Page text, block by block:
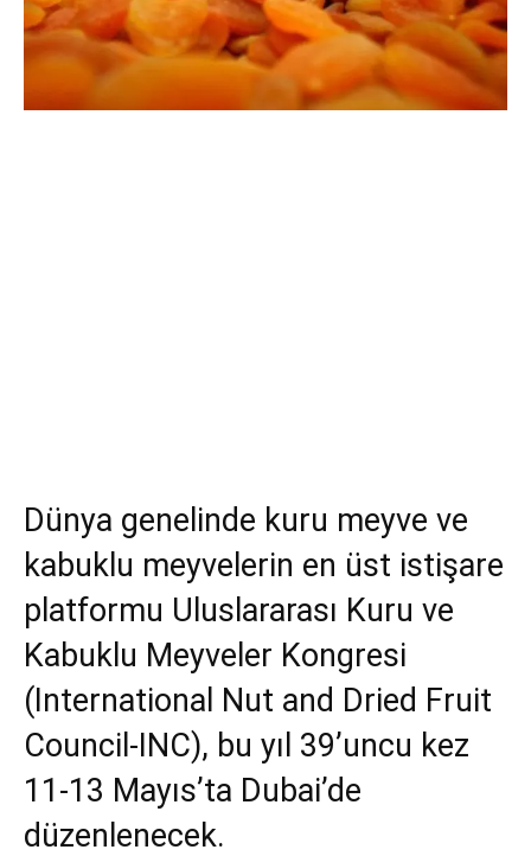
Dünya genelinde kuru meyve ve
kabuklu meyvelerin en üst istişare
platformu Uluslararası Kuru ve
Kabuklu Meyveler Kongresi
(International Nut and Dried Fruit
Council-INC), bu yıl 39’uncu kez
11-13 Mayıs’ta Dubai’de
düzenlenecek.